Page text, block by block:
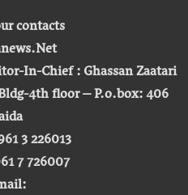
contacts
In-Chief : Ghassan Zaatari
4th floor – P.o.box: 406
3 226013
7 726007